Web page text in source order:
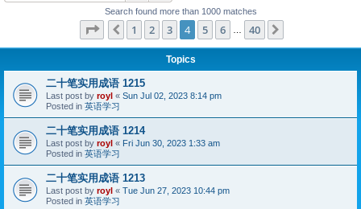
Search found more than 1000 matches
Page of 40
Previous
1 2 3 4 5 6 40
Topics
二十笔实用成语 1215
Last post by royl « Sun Jul 02, 2023 8:14 pm
Posted in 英语学习
二十笔实用成语 1214
Last post by royl « Fri Jun 30, 2023 1:33 am
Posted in 英语学习
二十笔实用成语 1213
Last post by royl « Tue Jun 27, 2023 10:44 pm
Posted in 英语学习